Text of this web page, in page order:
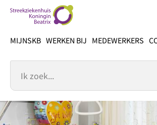
inhoud
MIJNSKB WERKEN BIJ MEDEWERKERS